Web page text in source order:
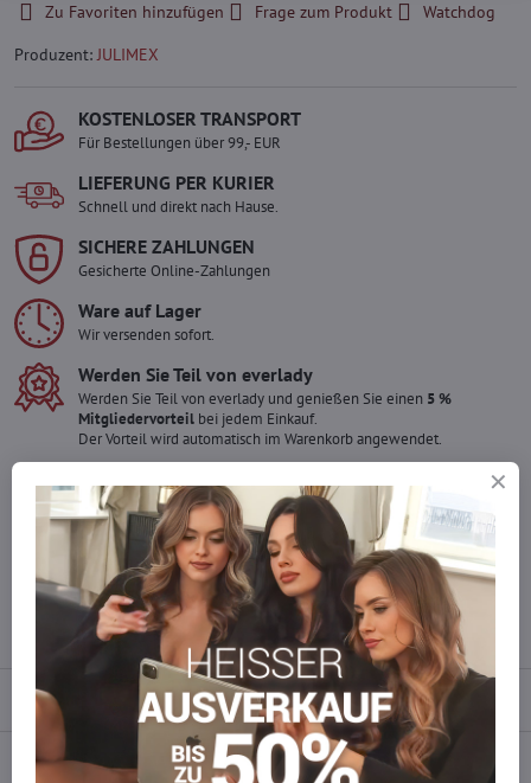
Zu Favoriten hinzufügen Frage zum Produkt
Watchdog
Produzent:JULIMEX
KOSTENLOSER TRANSPORT
Für Bestellungen über 99,- EUR
LIEFERUNG PER KURIER
Schnell und direkt nach Hause.
SICHERE ZAHLUNGEN
Gesicherte Online-Zahlungen
Ware auf Lager
Wir versenden sofort.
Werden Sie Teil von everlady
Werden Sie Teil von everlady und genießen Sie einen 5 %
Mitgliedervorteil bei jedem Einkauf.
Der Vorteil wird automatisch im Warenkorb angewendet.
Möchten Sie mehr bestellen ?
Zögern Sie nicht, uns zu kontaktieren, wir füllen die Ware für Sie
info​​@everlady​​.eu
Beschreibung
Bewertungen